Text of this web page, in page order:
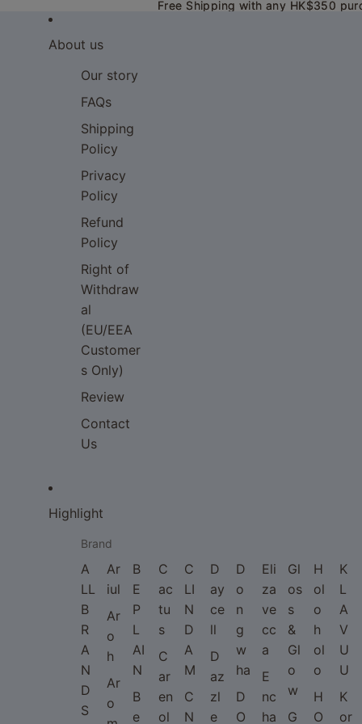
Free Shipping with any HK$350
Free Shipping with any HK$350
About us
Our story
FAQs
Shipping
Policy
Privacy
Policy
Refund
Policy
Right of
Withdraw
al
(EU/EEA
Customer
s Only)
Review
Contact
Us
Highlight
Brand
A
LL
B
R
A
N
D
S
Ar
iul
Ar
o
h
Ar
o
B
E
P
L
AI
N
B
e
C
ac
tu
s
C
ar
en
ol
C
LI
N
D
A
M
C
N
D
ay
ce
ll
D
az
zl
e
D
o
n
g
w
ha
D
O
Eli
za
ve
cc
a
E
nc
ha
Gl
os
s
&
Gl
o
w
G
H
ol
o
h
ol
o
H
O
K
L
A
V
U
U
K
or